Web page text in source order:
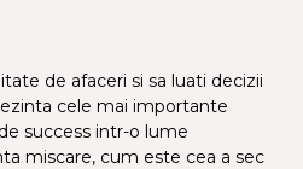
de afaceri si sa luati decizii
cele mai importante
success intr-o lume
miscare, cum este cea a sec